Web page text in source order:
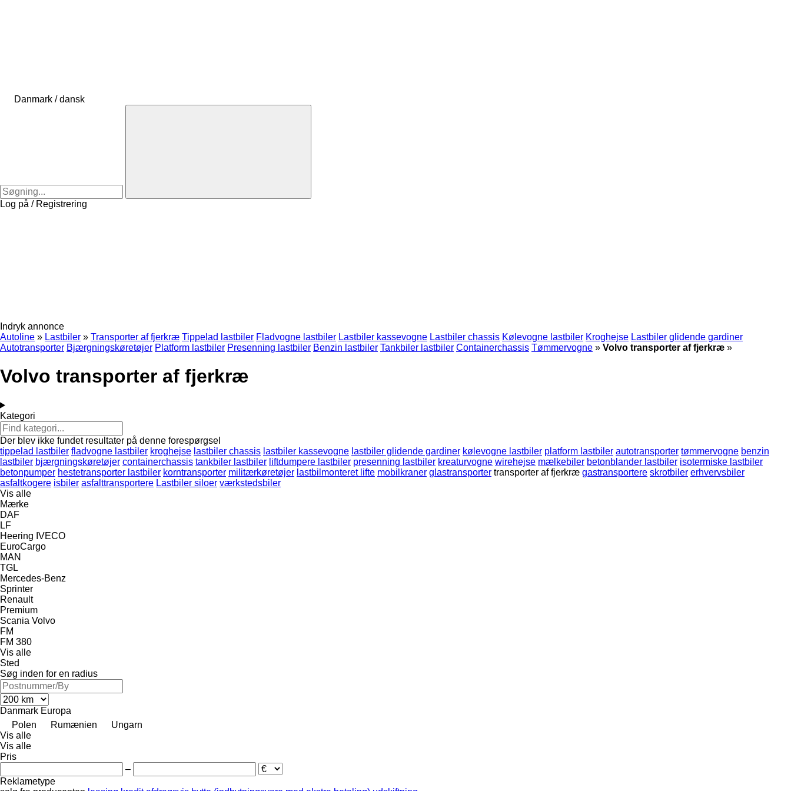
Danmark / dansk
Log på / Registrering
Indryk annonce
Autoline » Lastbiler » Transporter af fjerkræ Tippelad lastbiler Fladvogne lastbiler Lastbiler kassevogne Lastbiler chassis Kølevogne lastbiler Kroghejse Lastbiler glidende gardiner
Autotransporter Bjærgningskøretøjer Platform lastbiler Presenning lastbiler Benzin lastbiler Tankbiler lastbiler Containerchassis Tømmervogne » Volvo transporter af fjerkræ »
Volvo transporter af fjerkræ
Kategori
Der blev ikke fundet resultater på denne forespørgsel
tippelad lastbiler fladvogne lastbiler kroghejse lastbiler chassis lastbiler kassevogne lastbiler glidende gardiner kølevogne lastbiler platform lastbiler autotransporter tømmervogne benzin
lastbiler bjærgningskøretøjer containerchassis tankbiler lastbiler liftdumpere lastbiler presenning lastbiler kreaturvogne wirehejse mælkebiler betonblander lastbiler isotermiske lastbiler
betonpumper hestetransporter lastbiler korntransporter militærkøretøjer lastbilmonteret lifte mobilkraner glastransporter transporter af fjerkræ gastransportere skrotbiler erhvervsbiler
asfaltkogere isbiler asfalttransportere Lastbiler siloer værkstedsbiler
Vis alle
Mærke
DAF
LF
Heering IVECO
EuroCargo
MAN
TGL
Mercedes-Benz
Sprinter
Renault
Premium
Scania Volvo
FM
FM 380
Vis alle
Sted
Søg inden for en radius
Danmark Europa
Polen
Rumænien
Ungarn
Vis alle
Vis alle
Pris
–
Reklametype